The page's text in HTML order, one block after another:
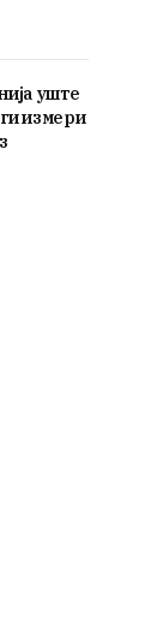
уште
измери